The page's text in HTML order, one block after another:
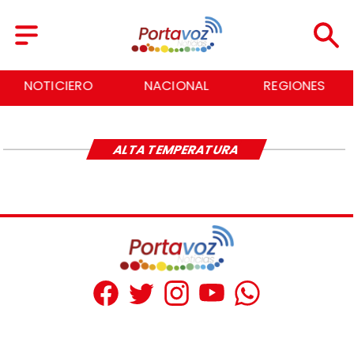
NOTICIERO NACIONAL REGIONES
ALTA TEMPERATURA